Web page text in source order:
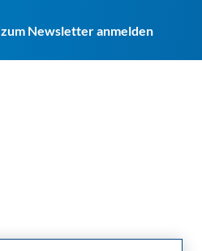
zum Newsletter anmelden